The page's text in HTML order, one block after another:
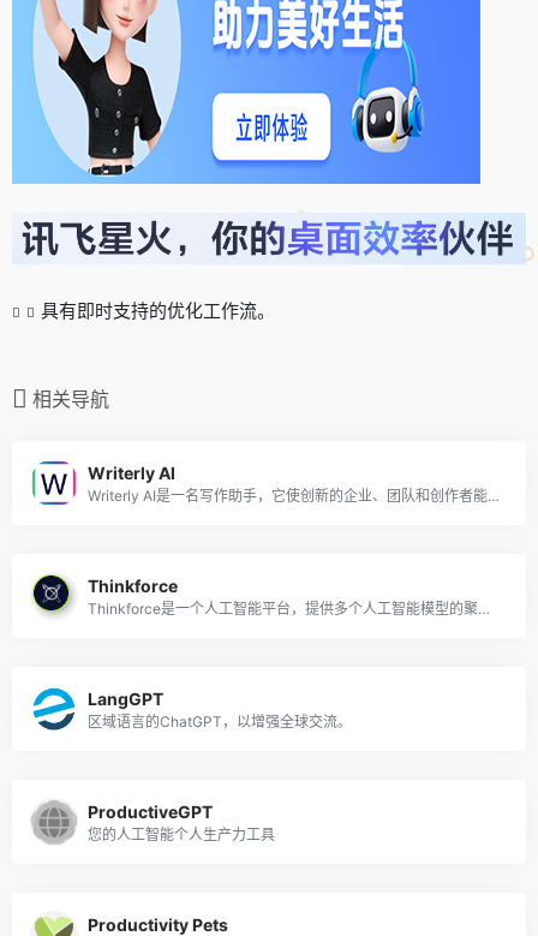
具有即时支持的优化工作流。
相关导航
Writerly AI
Writerly AI是一名写作助手，它使创新的企业、团队和创作者能够毫不费力地制作超相关、搜索引擎优化的内容
Thinkforce
Thinkforce是一个人工智能平台，提供多个人工智能模型的聚合，提供即时答案
LangGPT
区域语言的ChatGPT，以增强全球交流。
ProductiveGPT
您的人工智能个人生产力工具
Productivity Pets